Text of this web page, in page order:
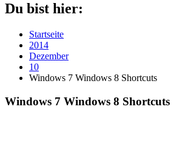
Du bist hier:
Startseite
2014
Dezember
10
Windows 7 Windows 8 Shortcuts
Windows 7 Windows 8 Shortcuts